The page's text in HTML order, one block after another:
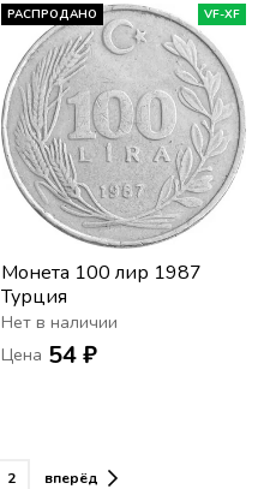
РАСПРОДАНО VF-XF
Монета 100 лир 1987
Турция
Нет в наличии
Цена 54 ₽
2 вперёд